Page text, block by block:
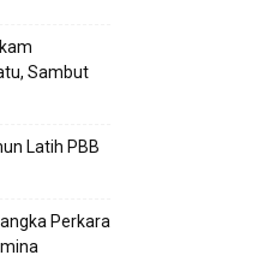
Sambut
Latih PBB
Perkara